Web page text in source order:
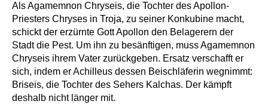
Als Agamemnon Chryseis, die Tochter des Apollon-
Priesters Chryses in Troja, zu seiner Konkubine macht,
schickt der erzürnte Gott Apollon den Belagerern der
Stadt die Pest. Um ihn zu besänftigen, muss Agamemnon
Chryseis ihrem Vater zurückgeben. Ersatz verschafft er
sich, indem er Achilleus dessen Beischläferin wegnimmt:
Briseis, die Tochter des Sehers Kalchas. Der kämpft
deshalb nicht länger mit.